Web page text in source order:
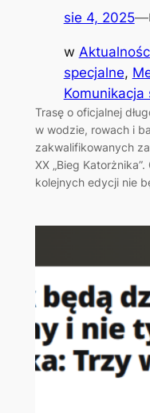
sie 4, 2025—
w
specjalne,
Komunikacja
Trasę o oficjalnej
w wodzie, rowach i
zakwalifikowanych
XX „Bieg
kolejnych edycji nie